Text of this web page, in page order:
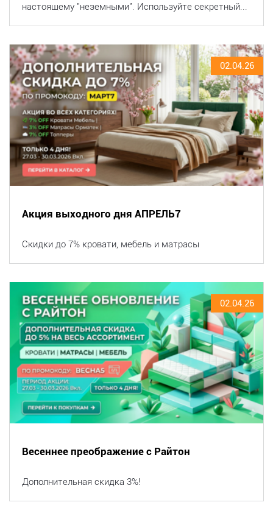
настоящему "неземными". Используйте секретный...
02.04.26
Акция выходного дня АПРЕЛЬ7
Скидки до 7% кровати, мебель и матрасы
02.04.26
Весеннее преображение с Райтон
Дополнительная скидка 3%!